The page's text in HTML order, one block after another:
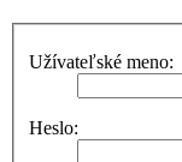
Užívateľské meno:
Heslo: